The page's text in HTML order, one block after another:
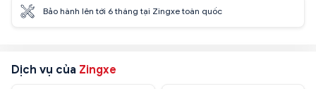
Bảo hành lên tới 6 tháng tại Zingxe toàn quốc
Dịch vụ của Zingxe